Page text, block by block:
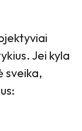
Jei kyla
sveika,